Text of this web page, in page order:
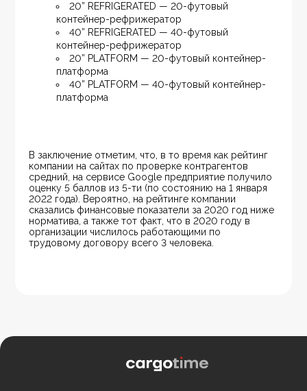
20” REFRIGERATED — 20-футовый
контейнер-рефрижератор
40” REFRIGERATED — 40-футовый
контейнер-рефрижератор
20” PLATFORM — 20-футовый контейнер-
платформа
40” PLATFORM — 40-футовый контейнер-
платформа
В заключение отметим, что, в то время как рейтинг
компании на сайтах по проверке контрагентов
средний, на сервисе Google предприятие получило
оценку 5 баллов из 5-ти (по состоянию на 1 января
2022 года). Вероятно, на рейтинге компании
сказались финансовые показатели за 2020 год ниже
норматива, а также тот факт, что в 2020 году в
организации числилось работающими по
трудовому договору всего 3 человека.